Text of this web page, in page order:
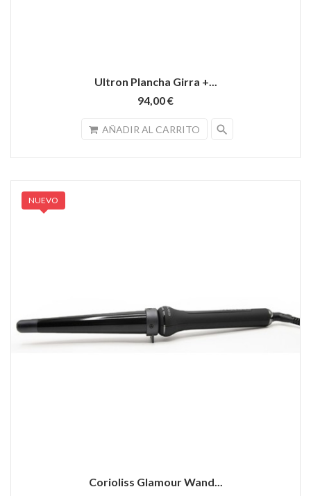
Ultron Plancha Girra +...
94,00 €
AÑADIR AL CARRITO search
Corioliss Glamour Wand...
NUEVO